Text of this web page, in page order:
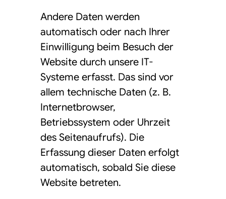
Andere Daten werden
automatisch oder nach Ihrer
Einwilligung beim Besuch der
Website durch unsere IT-
Systeme erfasst. Das sind vor
allem technische Daten (z. B.
Internetbrowser,
Betriebssystem oder Uhrzeit
des Seitenaufrufs). Die
Erfassung dieser Daten erfolgt
automatisch, sobald Sie diese
Website betreten.